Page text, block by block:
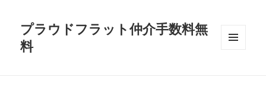
プラウドフラット仲介手数料無
料